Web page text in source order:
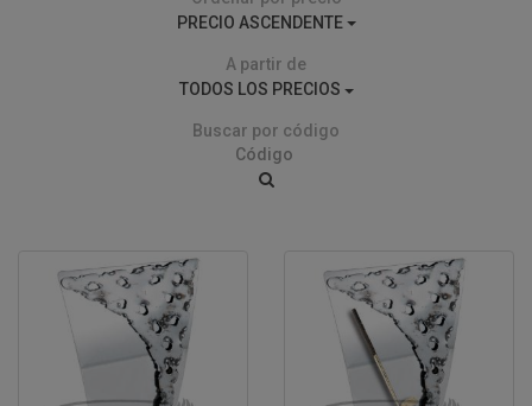
PRECIO ASCENDENTE
A partir de
TODOS LOS PRECIOS
Buscar por código